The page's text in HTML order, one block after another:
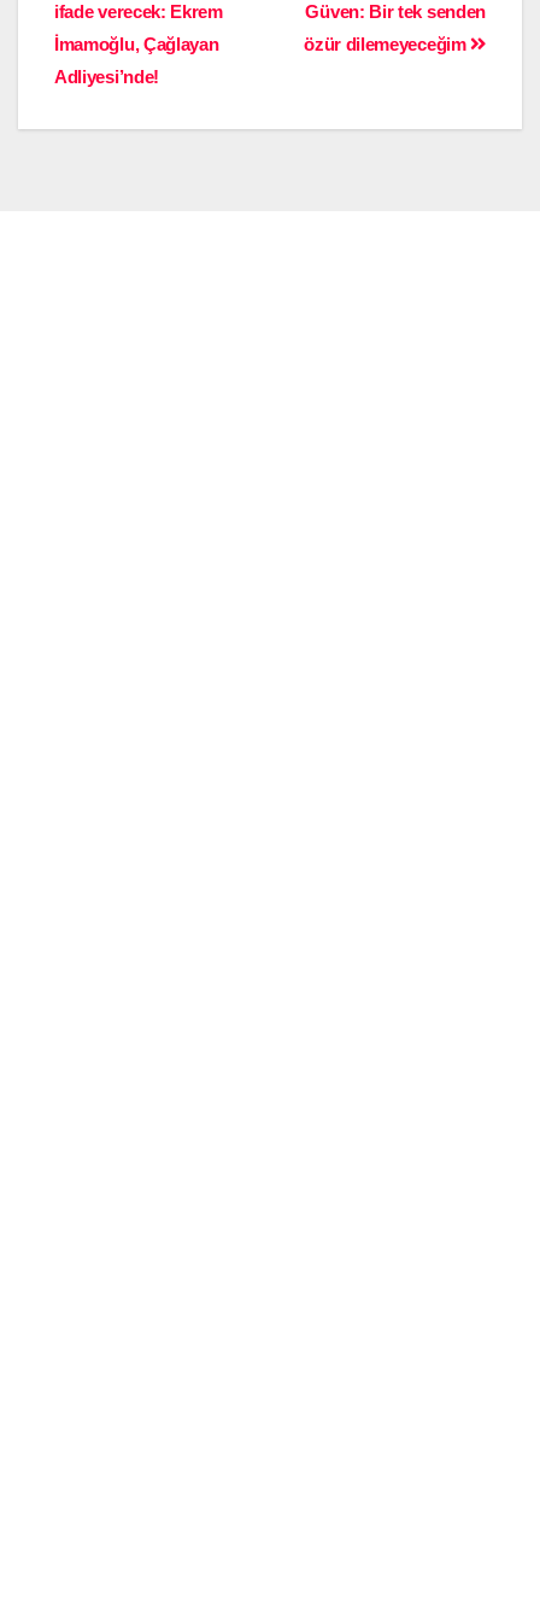
Güven: Bir tek senden
özür dilemeyeceğim
ifade verecek: Ekrem
İmamoğlu, Çağlayan
Adliyesi’nde!